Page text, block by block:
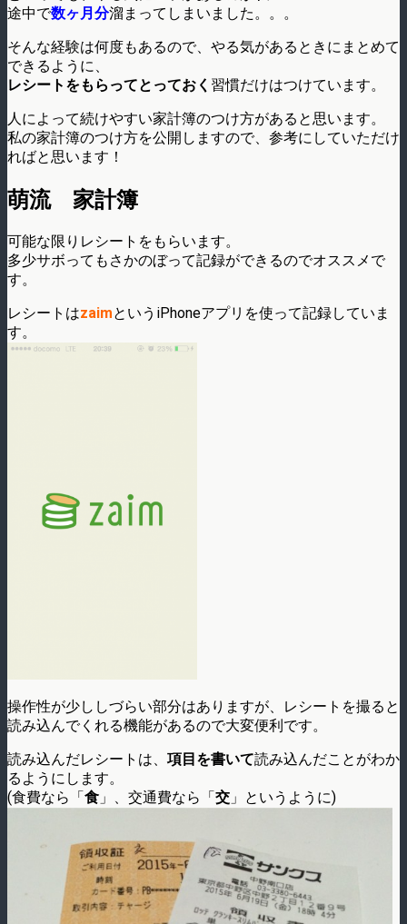
途中で数ヶ月分溜まってしまいました。。。
そんな経験は何度もあるので、やる気があるときにまとめて
できるように、
レシートをもらってとっておく 習慣だけはつけています。
人によって続けやすい家計簿のつけ方があると思います。
私の家計簿のつけ方を公開しますので、参考にしていただけ
ればと思います！
萌流 家計簿
可能な限りレシートをもらいます。
多少サボってもさかのぼって記録ができるのでオススメで
す。
レシートはzaimというiPhoneアプリを使って記録していま
す。
操作性が少ししづらい部分はありますが、レシートを撮ると
読み込んでくれる機能があるので大変便利です。
読み込んだレシートは、 項目を書いて読み込んだことがわか
るようにします。
(食費なら「食 」、交通費なら「交 」というように)